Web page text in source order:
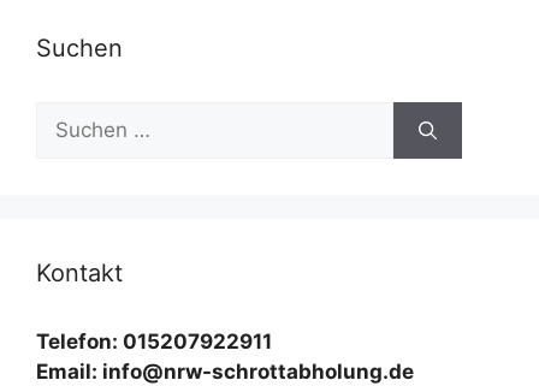
Suchen
Suchen
nach:
Kontakt
Telefon: 015207922911
Email: info@nrw-schrottabholung.de